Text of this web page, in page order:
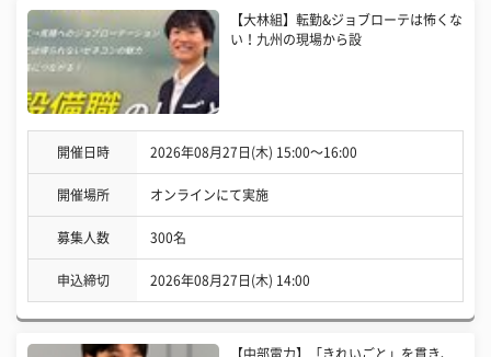
【大林組】転勤&ジョブローテは怖くな
い！九州の現場から設
開催日時 2026年08月27日(木) 15:00〜16:00
開催場所 オンラインにて実施
募集人数 300名
申込締切 2026年08月27日(木) 14:00
【中部電力】「きれいごと」を貫き、